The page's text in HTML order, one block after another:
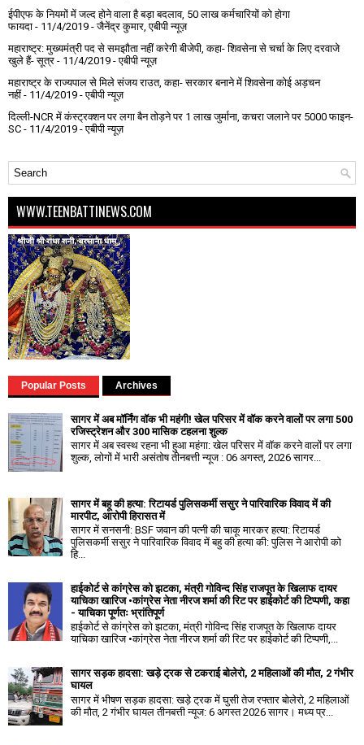
ईपीएफ के नियमों में जल्द होने वाला है बड़ा बदलाव, 50 लाख कर्मचारियों को होगा
फायदा - 11/4/2019 - जैनेंद्र कुमार, एबीपी न्यूज़
महाराष्ट्र: मुख्यमंत्री पद से समझौता नहीं करेगी बीजेपी, कहा- शिवसेना से चर्चा के लिए दरवाजे
खुले हैं- सूत्र - 11/4/2019 - एबीपी न्यूज़
महाराष्ट्र के राज्यपाल से मिले संजय राउत, कहा- सरकार बनाने में शिवसेना कोई अड़चन
नहीं- 11/4/2019 - एबीपी न्यूज़
दिल्ली-NCR में कंस्ट्रक्शन पर लगा बैन तोड़ने पर 1 लाख जुर्माना, कचरा जलाने पर ₹5000 फाइन-
SC - 11/4/2019 - एबीपी न्यूज़
WWW.TEENBATTINEWS.COM
Popular Posts Archives
सागर में अब मॉर्निंग वॉक भी महंगी! खेल परिसर में वॉक करने वालों पर लगा ₹500
रजिस्ट्रेशन और ₹300 मासिक टहलना शुल्क
सागर में अब स्वस्थ रहना भी हुआ महंगा: खेल परिसर में वॉक करने वालों पर लगा
शुल्क, लोगों में भारी असंतोष तीनबत्ती न्यूज : 06 अगस्त, 2026 सागर...
सागर में बहू की हत्या: रिटायर्ड पुलिसकर्मी ससुर ने पारिवारिक विवाद में की
मारपीट, आरोपी हिरासत में
सागर में सनसनी: BSF जवान की पत्नी की चाकू मारकर हत्या: रिटायर्ड
पुलिसकर्मी ससुर ने पारिवारिक विवाद में बहु की हत्या की: पुलिस ने आरोपी को
हि...
हाईकोर्ट से कांग्रेस को झटका, मंत्री गोविन्द सिंह राजपूत के खिलाफ दायर
याचिका खारिज •कांग्रेस नेता नीरज शर्मा की रिट पर हाईकोर्ट की टिप्पणी, कहा
- याचिका पूर्णतः भ्रांतिपूर्ण
हाईकोर्ट से कांग्रेस को झटका, मंत्री गोविन्द सिंह राजपूत के खिलाफ दायर
याचिका खारिज •कांग्रेस नेता नीरज शर्मा की रिट पर हाईकोर्ट की टिप्पणी,...
सागर सड़क हादसा: खड़े ट्रक से टकराई बोलेरो, 2 महिलाओं की मौत, 2 गंभीर
घायल
सागर में भीषण सड़क हादसा: खड़े ट्रक में घुसी तेज रफ्तार बोलेरो, 2 महिलाओं
की मौत, 2 गंभीर घायल तीनबत्ती न्यूज: 6 अगस्त 2026 सागर। मध्य प्र...